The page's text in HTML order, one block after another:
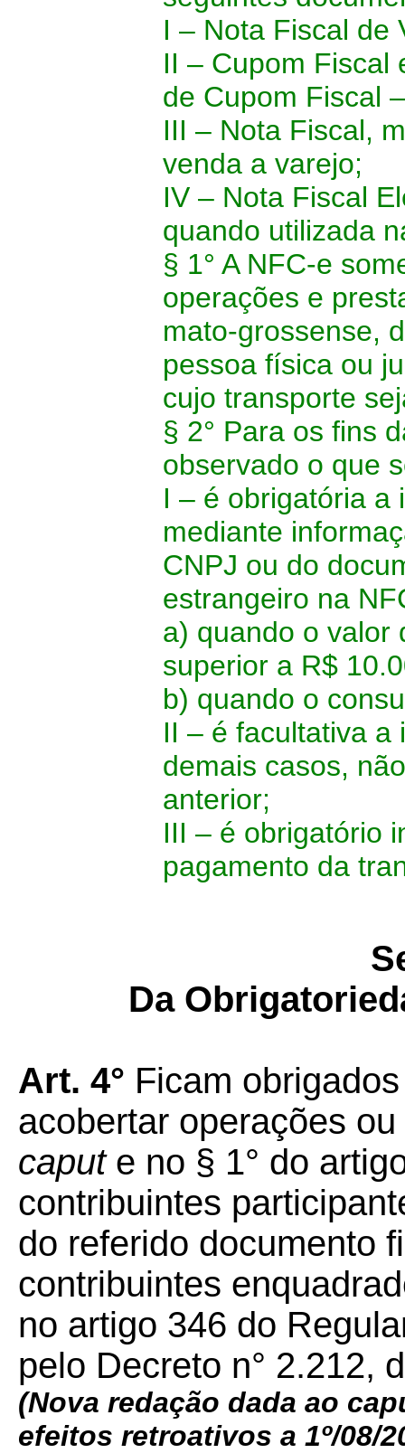
I – Nota Fiscal de
II – Cupom Fiscal
de Cupom Fiscal
III – Nota Fiscal,
venda a varejo;
IV – Nota Fiscal
quando utilizada
§ 1° A NFC-e
operações e
mato-grossense,
pessoa física ou
cujo transporte
§ 2° Para os fins
observado o que
I – é obrigatória a
mediante
CNPJ ou do
estrangeiro na
a) quando o valor
superior a R$
b) quando o
II – é facultativa a
demais casos,
anterior;
III – é obrigatório
pagamento da
Da
Art. 4° Ficam
acobertar operações
capute no § 1° do
contribuintes
do referido documento
contribuintes
no artigo 346 do
pelo Decreto n° 2.212,
(Nova redação dada ao
efeitos retroativos a 1º/08/